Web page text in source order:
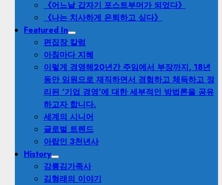
《어느날 갑자기 포스트부머가 되었다》
《나는 치사하게 은퇴하고 싶다》
Featured In
편집장 칼럼
아침마다 지혜
이렇게 경영해20년간 주임에서 부장까지, 18년
동안 임원으로 재직하면서 경험하고 체득하고 정
리된 ‘기업 경영’에 대한 세부적인 방법론을 공유
하고자 합니다.
세계의 시니어
글로벌 트렌드
아랍인 3천년사
History
강릉김가족사
김형래의 이야기